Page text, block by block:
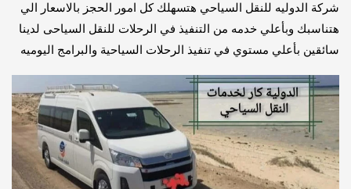
شركة الدوليه للنقل السياحي هتسهلك كل امور الحجز بالاسعار الي
هتناسبك وبأعلي خدمه من التنفيذ في الرحلات للنقل السياحى لدينا
سائقين بأعلي مستوي في تنفيذ الرحلات السياحية والبرامج اليوميه